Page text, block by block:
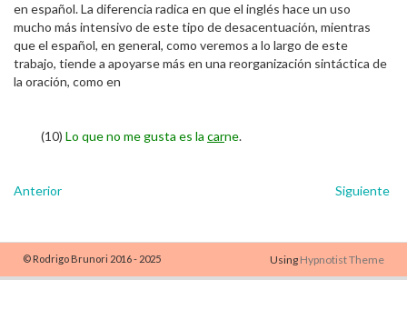
en español. La diferencia radica en que el inglés hace un uso
mucho más intensivo de este tipo de desacentuación, mientras
que el español, en general, como veremos a lo largo de este
trabajo, tiende a apoyarse más en una reorganización sintáctica de
la oración, como en
(10) Lo que no me gusta es la carne.
Anterior Siguiente
© Rodrigo Brunori 2016 - 2025 Using Hypnotist Theme